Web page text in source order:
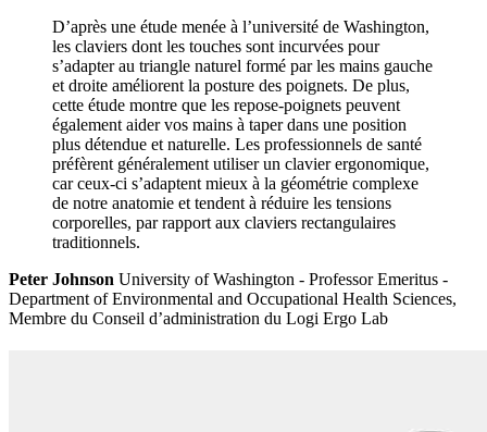
D’après une étude menée à l’université de Washington,
les claviers dont les touches sont incurvées pour
s’adapter au triangle naturel formé par les mains gauche
et droite améliorent la posture des poignets. De plus,
cette étude montre que les repose-poignets peuvent
également aider vos mains à taper dans une position
plus détendue et naturelle. Les professionnels de santé
préfèrent généralement utiliser un clavier ergonomique,
car ceux-ci s’adaptent mieux à la géométrie complexe
de notre anatomie et tendent à réduire les tensions
corporelles, par rapport aux claviers rectangulaires
traditionnels.
Peter Johnson University of Washington - Professor Emeritus -
Department of Environmental and Occupational Health Sciences,
Membre du Conseil d’administration du Logi Ergo Lab